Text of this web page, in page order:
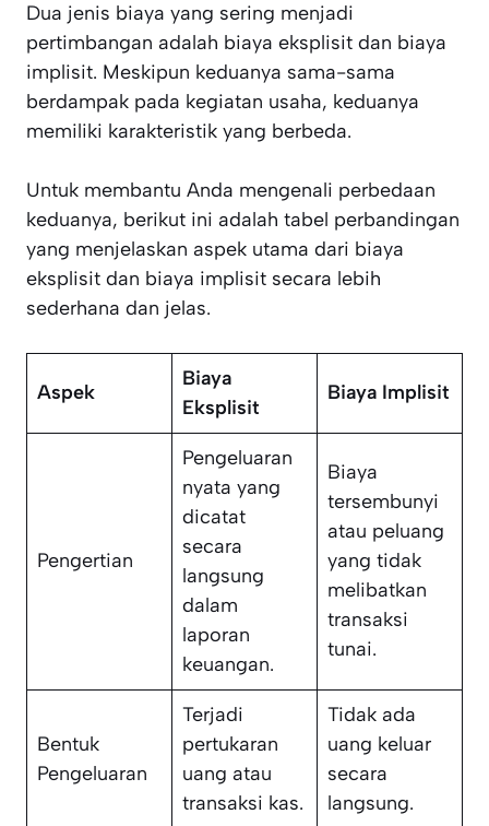
Dua jenis biaya yang sering menjadi
pertimbangan adalah biaya eksplisit dan biaya
implisit. Meskipun keduanya sama-sama
berdampak pada kegiatan usaha, keduanya
memiliki karakteristik yang berbeda.
Untuk membantu Anda mengenali perbedaan
keduanya, berikut ini adalah tabel perbandingan
yang menjelaskan aspek utama dari biaya
eksplisit dan biaya implisit secara lebih
sederhana dan jelas.
Aspek
Biaya
Eksplisit
Biaya Implisit
Pengertian
Pengeluaran
nyata yang
dicatat
secara
langsung
dalam
laporan
keuangan.
Biaya
tersembunyi
atau peluang
yang tidak
melibatkan
transaksi
tunai.
Bentuk
Pengeluaran
Terjadi
pertukaran
uang atau
transaksi kas.
Tidak ada
uang keluar
secara
langsung.